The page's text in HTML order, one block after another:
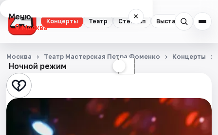
Концерты Театр Стендап Выставки
Меню ×
Москва
Концерты
Театр
Стендап
Выставки
Ночной режим ☾
Москва Театр Мастерская Петра Фоменко Концерты